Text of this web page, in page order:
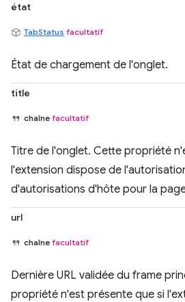
état
TabStatus facultatif
État de chargement de l'onglet.
title
chaîne facultatif
Titre de l'onglet. Cette propriété
l'extension dispose de
d'autorisations d'hôte pour la
url
chaîne facultatif
Dernière URL validée du frame
propriété n'est présente que si